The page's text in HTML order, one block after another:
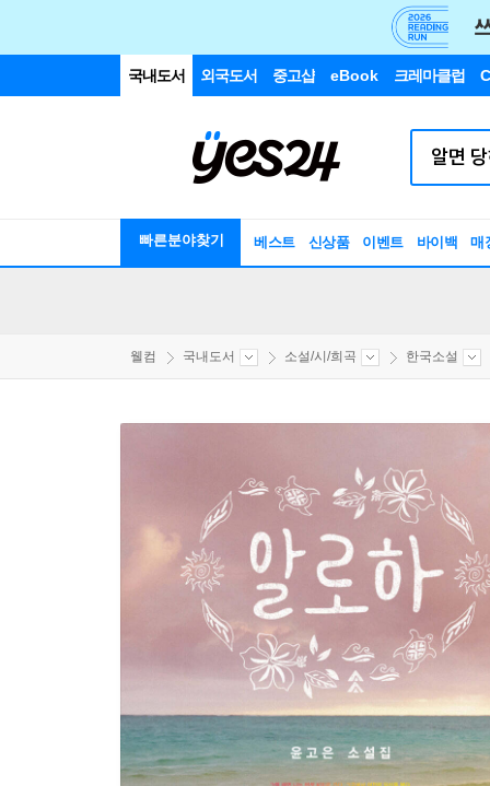
국내도서 외국도서 중고샵 eBook 크레마클럽
빠른분야찾기 베스트 신상품 이벤트 바이백 매
웰컴 국내도서 소설/시/희곡 한국소설